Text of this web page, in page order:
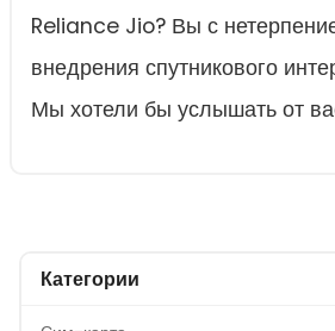
Reliance Jio? Вы с
внедрения спутникового
Мы хотели бы услышать от
Категории